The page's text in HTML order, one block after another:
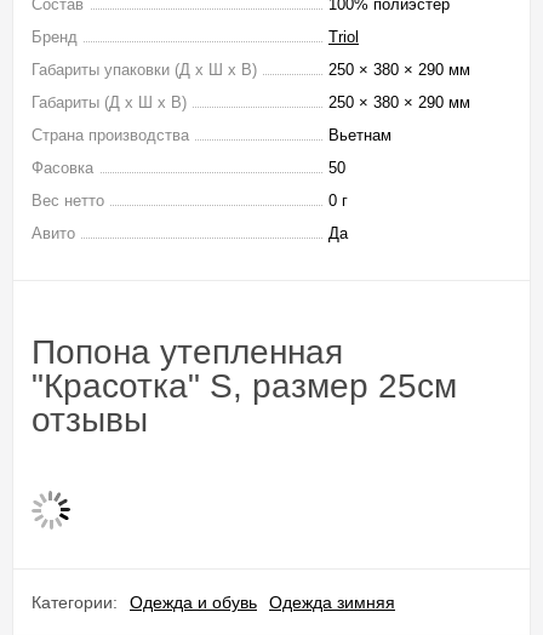
Состав
100% полиэстер
Бренд
Triol
Габариты упаковки (Д х Ш х В)
250 × 380 × 290 мм
Габариты (Д х Ш х В)
250 × 380 × 290 мм
Страна производства
Вьетнам
Фасовка
50
Вес нетто
0 г
Авито
Да
Попона утепленная
"Красотка" S, размер 25см
отзывы
Категории: Одежда и обувь Одежда зимняя